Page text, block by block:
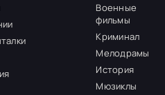
Военные
фильмы
Криминал
Мелодрамы
История
Мюзиклы